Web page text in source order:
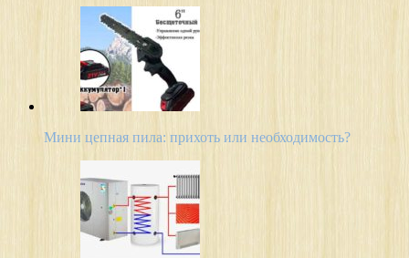
Мини цепная пила: прихоть или необходимость?